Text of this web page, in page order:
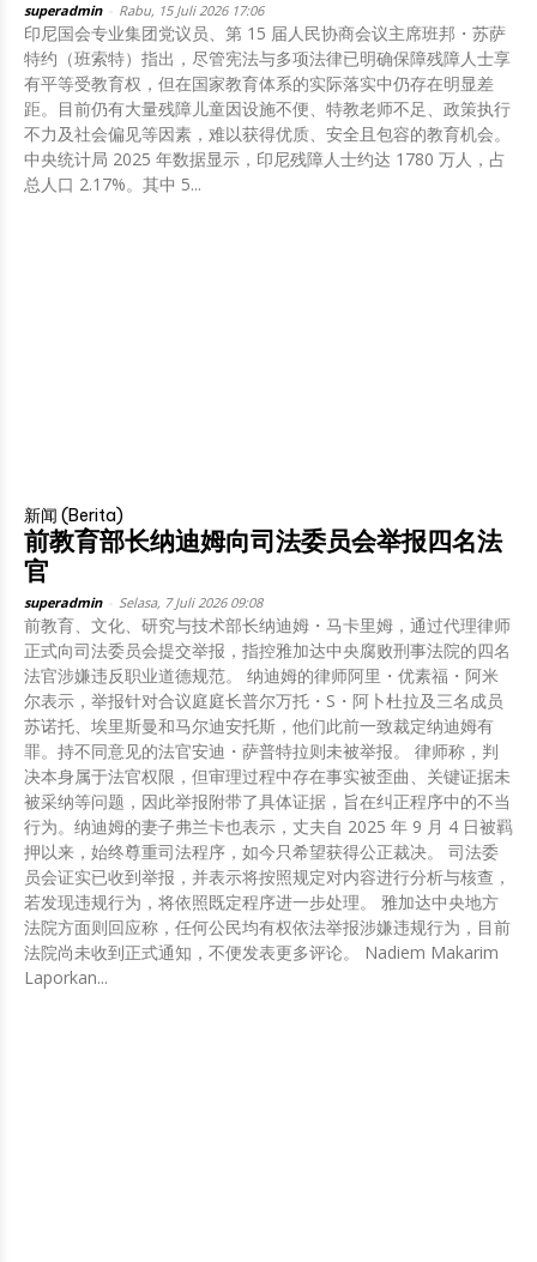
superadmin Rabu, 15 Juli 2026 17:06
印尼国会专业集团党议员、第 15 届人民协商会议主席班邦・苏萨
特约（班索特）指出，尽管宪法与多项法律已明确保障残障人士享
有平等受教育权，但在国家教育体系的实际落实中仍存在明显差
距。目前仍有大量残障儿童因设施不便、特教老师不足、政策执行
不力及社会偏见等因素，难以获得优质、安全且包容的教育机会。
中央统计局 2025 年数据显示，印尼残障人士约达 1780 万人，占
总人口 2.17%。其中 5...
新闻 (Berita)
前教育部长纳迪姆向司法委员会举报四名法
官
superadmin Selasa, 7 Juli 2026 09:08
前教育、文化、研究与技术部长纳迪姆・马卡里姆，通过代理律师
正式向司法委员会提交举报，指控雅加达中央腐败刑事法院的四名
法官涉嫌违反职业道德规范。 纳迪姆的律师阿里・优素福・阿米
尔表示，举报针对合议庭庭长普尔万托・S・阿卜杜拉及三名成员
苏诺托、埃里斯曼和马尔迪安托斯，他们此前一致裁定纳迪姆有
罪。持不同意见的法官安迪・萨普特拉则未被举报。 律师称，判
决本身属于法官权限，但审理过程中存在事实被歪曲、关键证据未
被采纳等问题，因此举报附带了具体证据，旨在纠正程序中的不当
行为。纳迪姆的妻子弗兰卡也表示，丈夫自 2025 年 9 月 4 日被羁
押以来，始终尊重司法程序，如今只希望获得公正裁决。 司法委
员会证实已收到举报，并表示将按照规定对内容进行分析与核查，
若发现违规行为，将依照既定程序进一步处理。 雅加达中央地方
法院方面则回应称，任何公民均有权依法举报涉嫌违规行为，目前
法院尚未收到正式通知，不便发表更多评论。 Nadiem Makarim
Laporkan...